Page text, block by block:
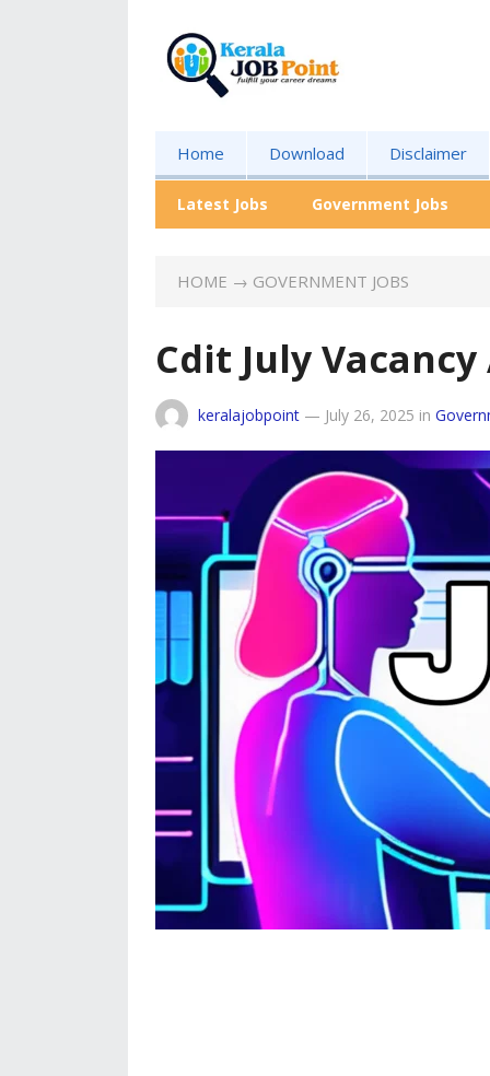
Home Download Disclaimer
Latest Jobs Government Jobs
HOME → GOVERNMENT JOBS
Cdit July
keralajobpoint — July 26, 2025 in